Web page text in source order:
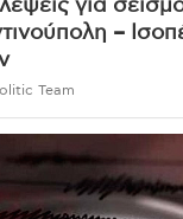
για σεισμό
–
Team